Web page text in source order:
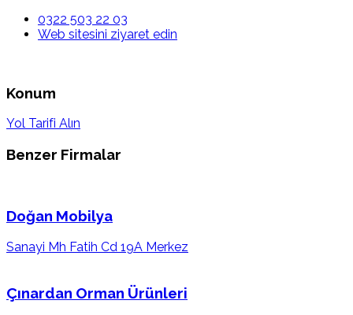
0322 503 22 03
Web sitesini ziyaret edin
Konum
Yol Tarifi Alın
Benzer Firmalar
Doğan Mobilya
Sanayi Mh Fatih Cd 19A Merkez
Çınardan Orman Ürünleri